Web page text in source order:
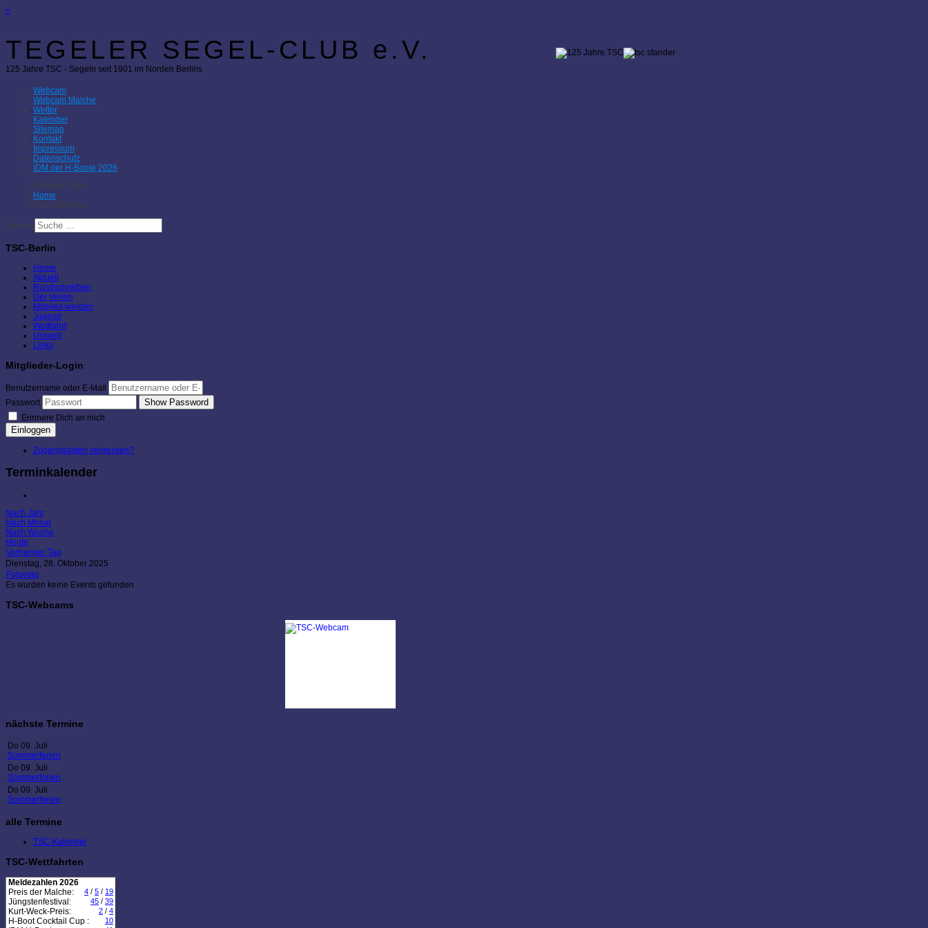
×
TEGELER SEGEL-CLUB e.V.
125 Jahre TSC - Segeln seit 1901 im Norden Berlins
Webcam
Webcam Malche
Wetter
Kalender
Sitemap
Kontakt
Impressum
Datenschutz
IDM der H-Boote 2026
Aktuelle Seite:
Home
TSC-Kalender
Suchen
TSC-Berlin
Home
Aktuell
Rundschreiben
Der Verein
Mitglied werden
Jugend
Wettfahrt
Umwelt
Links
Mitglieder-Login
Benutzername oder E-Mail
Passwort
Show Password
Erinnere Dich an mich
Einloggen
Zugangsdaten vergessen?
Terminkalender
Nach Jahr
Nach Monat
Nach Woche
Heute
Vorheriger Tag
Dienstag, 28. Oktober 2025
Folgetag
Es wurden keine Events gefunden
TSC-Webcams
nächste Termine
Do 09. Juli
Sommerferien
Do 09. Juli
Sommerferien
Do 09. Juli
Sommerferien
alle Termine
TSC-Kalender
TSC-Wettfahrten
Meldezahlen 2026
Preis der Malche:
4 / 5 / 19
Jüngstenfestival: 45 / 39
Kurt-Weck-Preis: 2 / 4
H-Boot Cocktail Cup : 10